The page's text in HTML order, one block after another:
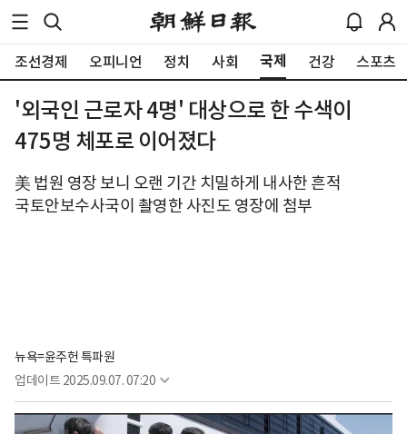
조선경제 오피니언 정치 사회 국제 건강 스포츠
'외국인 근로자 4명' 대상으로 한 수색이
475명 체포로 이어졌다
美 법원 영장 보니 오랜 기간 치밀하게 내사한 흔적
국토안보수사국이 촬영한 사진도 영장에 첨부
뉴욕=윤주헌 특파원
업데이트 2025.09.07. 07:20